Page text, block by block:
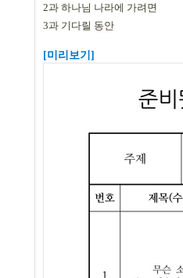
2과 하나님 나라에 가려면
3과 기다릴 동안
[미리보기]